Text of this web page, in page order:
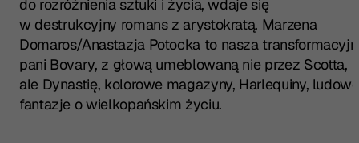
do rozróżnienia sztuki i życia, wdaje się
w destrukcyjny romans z arystokratą. Marzena
Domaros/Anastazja Potocka to nasza
pani Bovary, z głową umeblowaną nie przez Scotta,
ale Dynastię, kolorowe magazyny, Harlequiny, ludowe
fantazje o wielkopańskim życiu.